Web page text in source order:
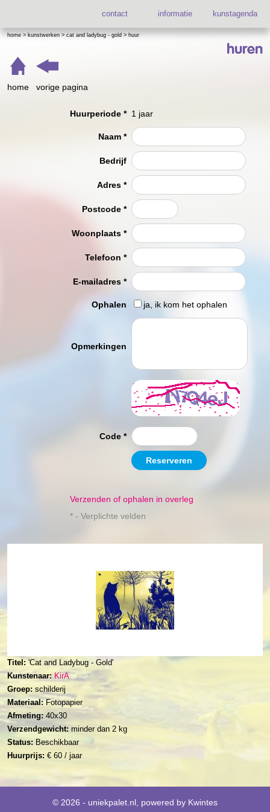
contact informatie kunstagenda
home>kunstwerken > cat and ladybug - gold>huur
huren
home vorige pagina
Huurperiode * 1 jaar
Naam *
Bedrijf
Adres *
Postcode *
Woonplaats *
Telefoon *
E-mailadres *
Ophalen ja, ik kom het ophalen
Opmerkingen
Code *
Reserveren
Verzenden of ophalen in overleg
* - Verplichte velden
Titel: 'Cat and Ladybug - Gold'
Kunstenaar: KirA
Groep: schilderij
Materiaal:Fotopapier
Afmeting: 40x30
Verzendgewicht: minder dan 2 kg
Status: Beschikbaar
Huurprijs: € 60 / jaar
© 2026 - uniekpalet.nl, powered by Kwintes